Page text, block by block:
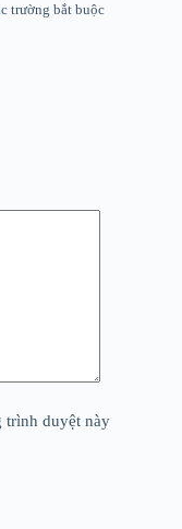
trường bắt buộc
trình duyệt này